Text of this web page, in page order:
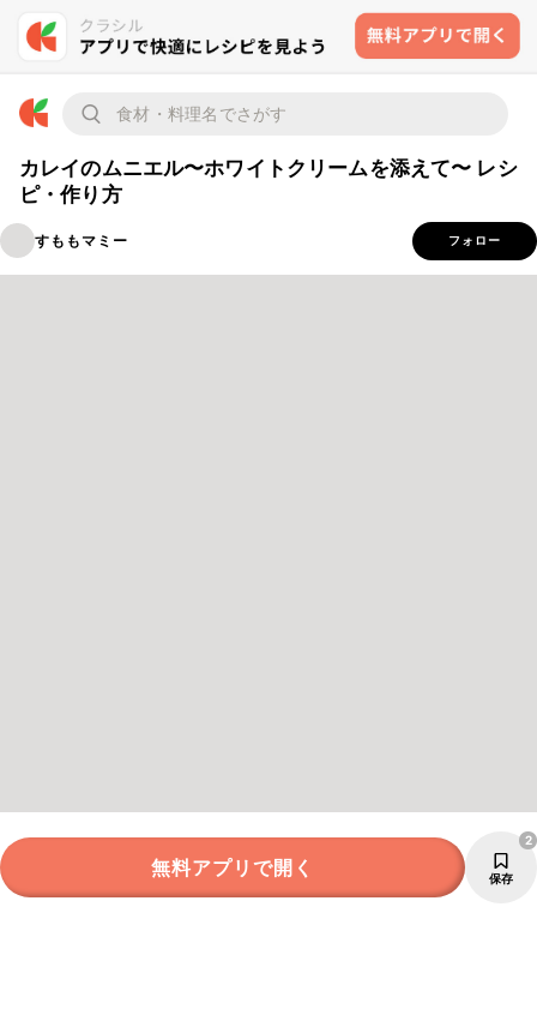
カレイのムニエル〜ホワイトクリームを添えて〜 レシ
ピ・作り方
すももマミー フォロー
無料アプリで開く 保存
2